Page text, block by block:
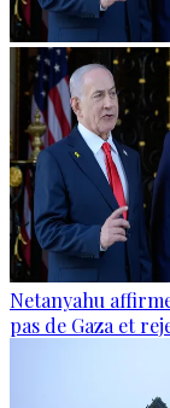
Netanyahu
pas de Gaza et